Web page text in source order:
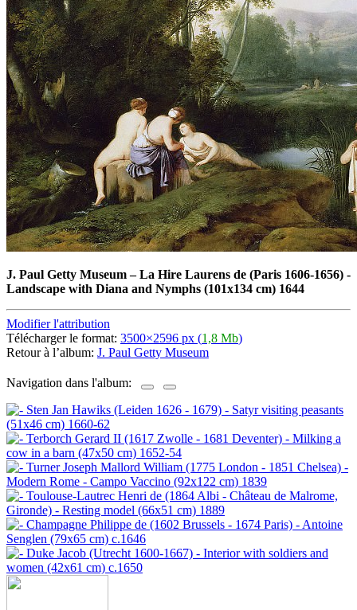
J. Paul Getty Museum–La Hire Laurens de (Paris 1606-1656) -
Landscape with Diana and Nymphs (101x134 cm) 1644
Modifier l'attribution
Télécharger le format: 3500×2596 px (1,8 Mb)
Retour à l’album: J. Paul Getty Museum
Navigation dans l'album: